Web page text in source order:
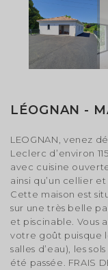
LÉOGNAN -
LEOGNAN, venez
Leclerc d’environ
avec cuisine
ainsi qu’un cellier et
Cette maison est
sur une très belle
et piscinable. Vous
votre goût puisque
salles d’eau), les
été passée. FRAIS